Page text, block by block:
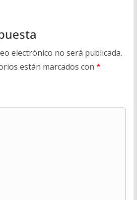
electrónico no será publicada.
están marcados con *